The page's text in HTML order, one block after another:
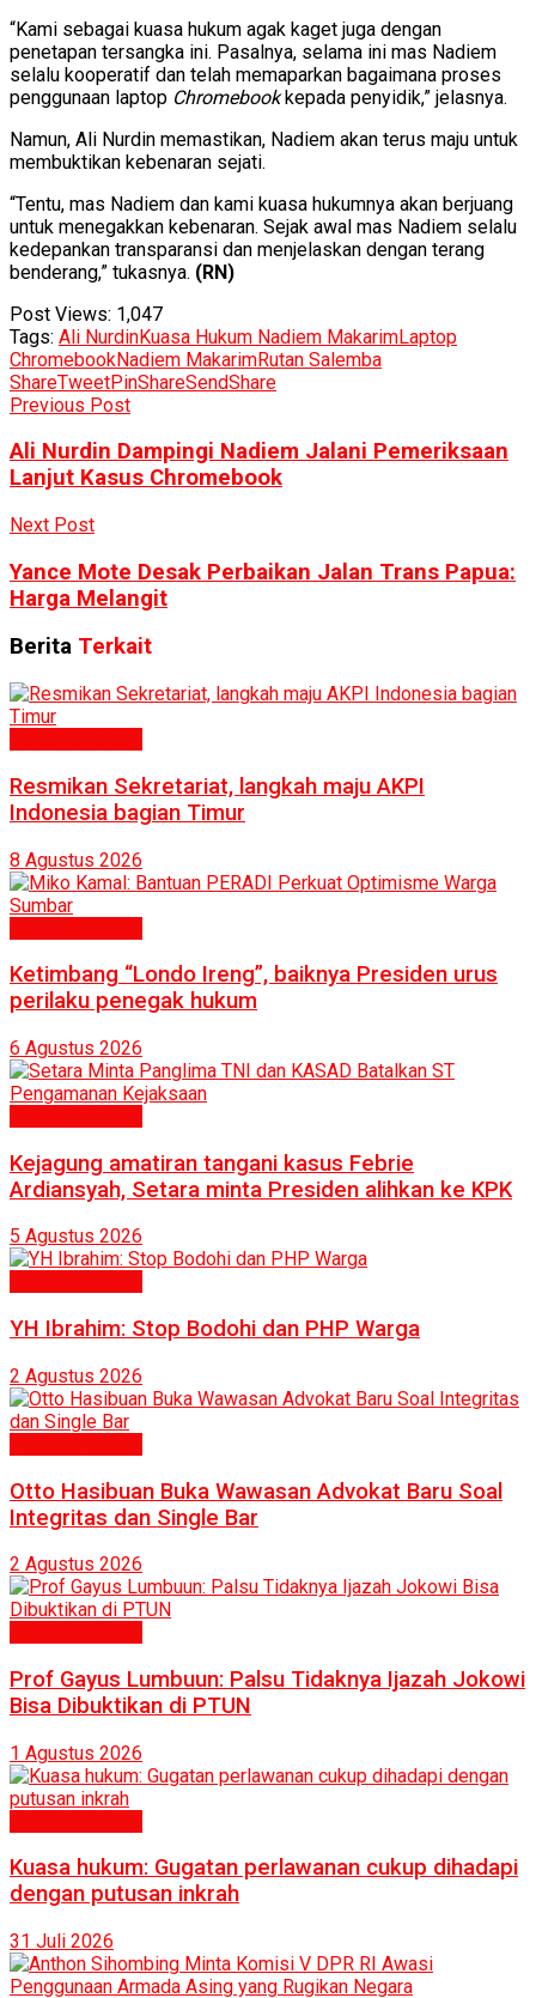
“Kami sebagai kuasa hukum agak kaget juga dengan
penetapan tersangka ini. Pasalnya, selama ini mas Nadiem
selalu kooperatif dan telah memaparkan bagaimana proses
penggunaan laptop Chromebookkepada penyidik,” jelasnya.
Namun, Ali Nurdin memastikan, Nadiem akan terus maju untuk
membuktikan kebenaran sejati.
“Tentu, mas Nadiem dan kami kuasa hukumnya akan berjuang
untuk menegakkan kebenaran. Sejak awal mas Nadiem selalu
kedepankan transparansi dan menjelaskan dengan terang
benderang,” tukasnya. (RN)
Post Views: 1,047
Tags: Ali NurdinKuasa Hukum Nadiem MakarimLaptop
ChromebookNadiem MakarimRutan Salemba
ShareTweetPinShareSendShare
Previous Post
Ali Nurdin Dampingi Nadiem Jalani Pemeriksaan
Lanjut Kasus Chromebook
Next Post
Yance Mote Desak Perbaikan Jalan Trans Papua:
Harga Melangit
Berita Terkait
Resmikan Sekretariat, langkah maju AKPI
Indonesia bagian Timur
8 Agustus 2026
Ketimbang “Londo Ireng”, baiknya Presiden urus
perilaku penegak hukum
6 Agustus 2026
Kejagung amatiran tangani kasus Febrie
Ardiansyah, Setara minta Presiden alihkan ke KPK
5 Agustus 2026
YH Ibrahim: Stop Bodohi dan PHP Warga
2 Agustus 2026
Otto Hasibuan Buka Wawasan Advokat Baru Soal
Integritas dan Single Bar
2 Agustus 2026
Prof Gayus Lumbuun: Palsu Tidaknya Ijazah Jokowi
Bisa Dibuktikan di PTUN
1 Agustus 2026
Kuasa hukum: Gugatan perlawanan cukup dihadapi
dengan putusan inkrah
31 Juli 2026